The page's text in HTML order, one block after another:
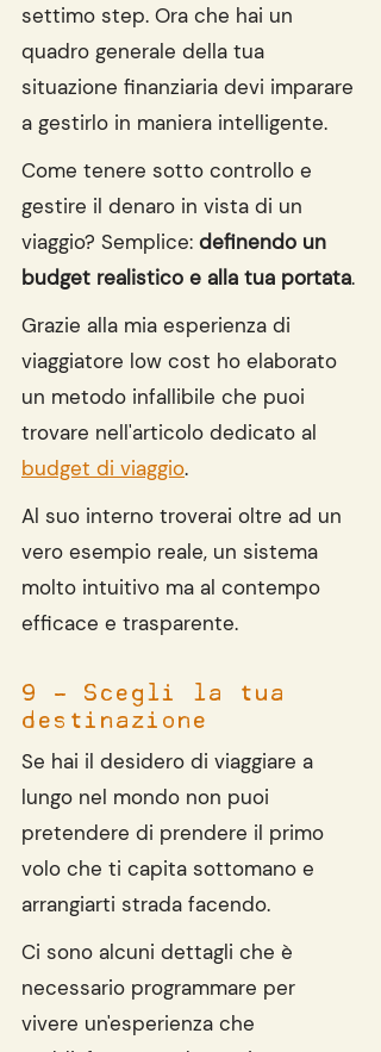
settimo step. Ora che hai un
quadro generale della tua
situazione finanziaria devi imparare
a gestirlo in maniera intelligente.
Come tenere sotto controllo e
gestire il denaro in vista di un
viaggio? Semplice: definendo un
budget realistico e alla tua portata.
Grazie alla mia esperienza di
viaggiatore low cost ho elaborato
un metodo infallibile che puoi
trovare nell'articolo dedicato al
budget di viaggio.
Al suo interno troverai oltre ad un
vero esempio reale, un sistema
molto intuitivo ma al contempo
efficace e trasparente.
9 - Scegli la tua
destinazione
Se hai il desidero di viaggiare a
lungo nel mondo non puoi
pretendere di prendere il primo
volo che ti capita sottomano e
arrangiarti strada facendo.
Ci sono alcuni dettagli che è
necessario programmare per
vivere un'esperienza che